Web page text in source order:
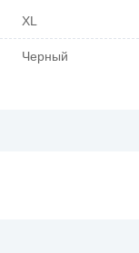
XL
Черный